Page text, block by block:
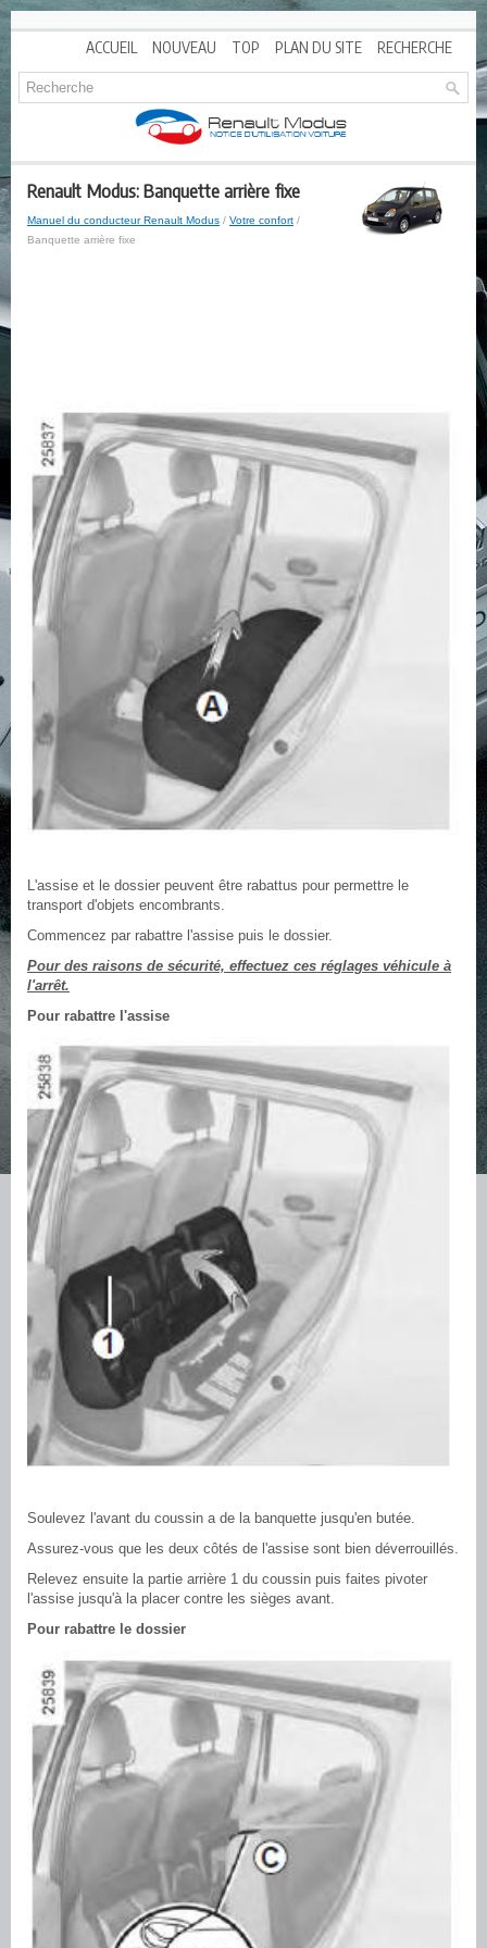
ACCUEIL NOUVEAU TOP PLAN DU SITE RECHERCHE
Renault Modus: Banquette arrière fixe
Manuel du conducteur Renault Modus / Votre confort /
Banquette arrière fixe
L'assise et le dossier peuvent être rabattus pour permettre le
transport d'objets encombrants.
Commencez par rabattre l'assise puis le dossier.
Pour des raisons de sécurité, effectuez ces réglages véhicule à
l'arrêt.
Pour rabattre l'assise
Soulevez l'avant du coussin a de la banquette jusqu'en butée.
Assurez-vous que les deux côtés de l'assise sont bien déverrouillés.
Relevez ensuite la partie arrière 1 du coussin puis faites pivoter
l'assise jusqu'à la placer contre les sièges avant.
Pour rabattre le dossier